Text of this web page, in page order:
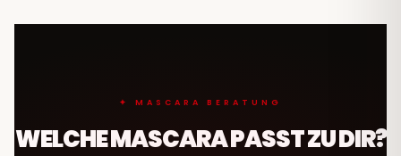
✦ MASCARA BERATUNG
WELCHE MASCARA PASST ZU DIR?